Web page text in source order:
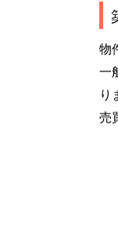
物
一
り
売